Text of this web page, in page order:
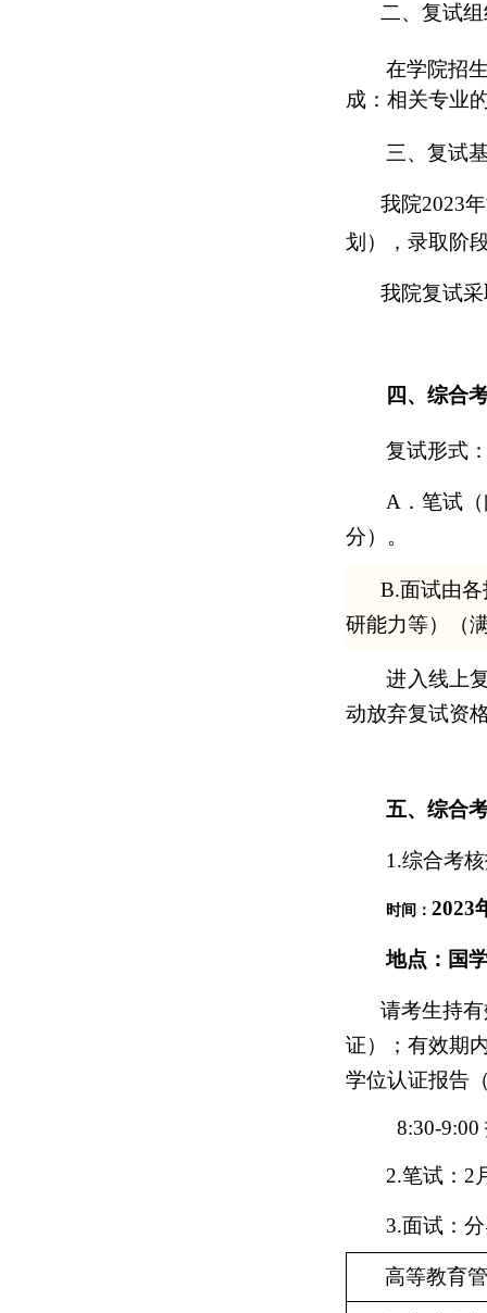
二、复试
在学院招
成：相关专业
三、复试
我院2023
划），录取阶
我院复试
四、综合
复试形式
A．笔试
分）。
B.面试由
研能力等）（
进入线上
动放弃复试资
五、综合
1.综合考
时间：2023
地点：国
请考生持
证）；有效期
学位认证报告
8:30-
2.笔试：2
3.面试：
高等教育